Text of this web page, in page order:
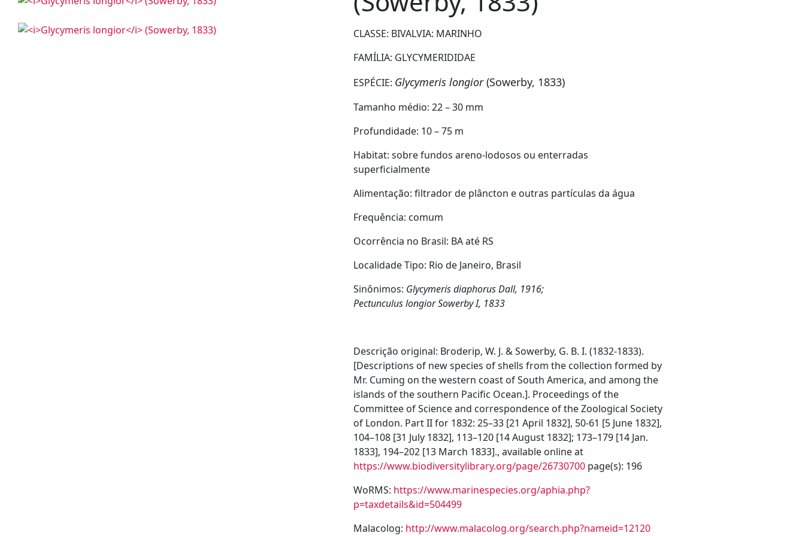
CLASSE: BIVALVIA: MARINHO
FAMÍLIA: GLYCYMERIDIDAE
ESPÉCIE: Glycymeris longior(Sowerby, 1833)
Tamanho médio: 22 – 30 mm
Profundidade: 10 – 75 m
Habitat: sobrefundos areno-lodosos ou enterradas
superficialmente
Alimentação: filtrador de plâncton e outras partículas da água
Frequência: comum
Ocorrência no Brasil: BA até RS
Localidade Tipo: Rio de Janeiro, Brasil
Sinônimos: Glycymeris diaphorus Dall, 1916;
Pectunculus longiorSowerby I, 1833
Descrição original: Broderip, W. J. & Sowerby, G. B. I. (1832-1833).
[Descriptions of new species of shells from the collection formed by
Mr. Cuming on the western coast of South America, and among the
islands of the southern Pacific Ocean.]. Proceedings of the
Committee of Science and correspondence of the Zoological Society
of London. Part II for 1832: 25–33 [21 April 1832], 50-61 [5 June 1832],
104–108 [31 July 1832], 113–120 [14 August 1832]; 173–179 [14 Jan.
1833], 194–202 [13 March 1833]., available online at
https://www.biodiversitylibrary.org/page/26730700 page(s): 196
WoRMS: https://www.marinespecies.org/aphia.php?
p=taxdetails&id=504499
Malacolog: http://www.malacolog.org/search.php?nameid=12120